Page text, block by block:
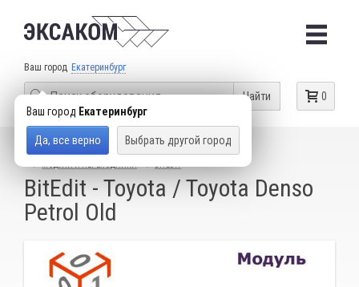
Ваш город Екатеринбург
Ваш город Екатеринбург
Да, все верно Выбрать другой город
0
Найти
КАТАЛОГ ТОВАРОВ
ОБОРУДОВАНИЕ ДЛЯ ЧИП-ТЮНИНГА
BitEdit - Toyota / Toyota Denso
Petrol Old